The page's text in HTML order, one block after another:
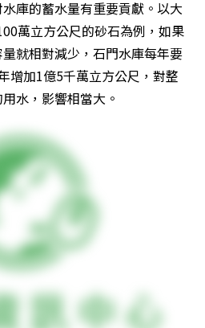
庫的蓄水量有重要貢獻。以大
萬立方公尺的砂石為例，如果
就相對減少，石門水庫每年要
增加1億5千萬立方公尺，對整
水，影響相當大。